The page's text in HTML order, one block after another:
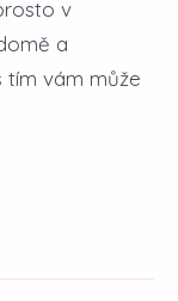
v
a
tím vám může